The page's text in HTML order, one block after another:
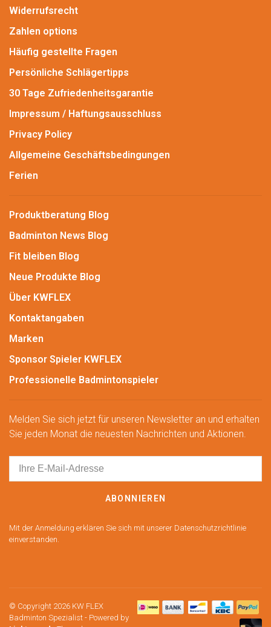
Widerrufsrecht
Zahlen options
Häufig gestellte Fragen
Persönliche Schlägertipps
30 Tage Zufriedenheitsgarantie
Impressum / Haftungsausschluss
Privacy Policy
Allgemeine Geschäftsbedingungen
Ferien
Produktberatung Blog
Badminton News Blog
Fit bleiben Blog
Neue Produkte Blog
Über KWFLEX
Kontaktangaben
Marken
Sponsor Spieler KWFLEX
Professionelle Badmintonspieler
Melden Sie sich jetzt für unseren Newsletter an und erhalten
Sie jeden Monat die neuesten Nachrichten und Aktionen.
ABONNIEREN
Mit der Anmeldung erklären Sie sich mit unserer Datenschutzrichtlinie
einverstanden.
© Copyright 2026 KW FLEX
Badminton Spezialist - Powered by